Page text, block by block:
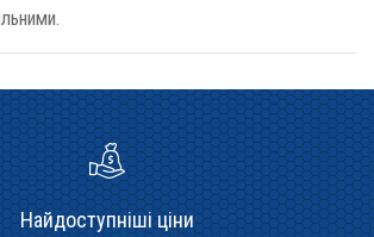
Найдоступніші ціни